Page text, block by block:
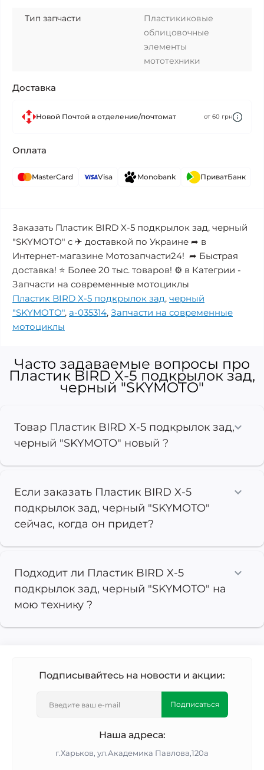
Тип запчасти
Пластикиковые
облицовочные
элементы
мототехники
Доставка
Новой Почтой в отделение/почтомат от 60 грн
Оплата
MasterCard Visa Monobank ПриватБанк
Заказать Пластик BIRD X-5 подкрылок зад, черный
"SKYMOTO" с ✈ доставкой по Украине ➦ в
Интернет-магазине Мотозапчасти24! ➦ Быстрая
доставка! ⭐ Более 20 тыс. товаров! ⚙️ в Категрии -
Запчасти на современные мотоциклы
Пластик BIRD X-5 подкрылок зад, черный
"SKYMOTO", a-035314, Запчасти на современные
мотоциклы
Часто задаваемые вопросы про
Пластик BIRD X-5 подкрылок зад,
черный "SKYMOTO"
Товар Пластик BIRD X-5 подкрылок зад,
черный "SKYMOTO" новый ?
Если заказать Пластик BIRD X-5
подкрылок зад, черный "SKYMOTO"
сейчас, когда он придет?
Подходит ли Пластик BIRD X-5
подкрылок зад, черный "SKYMOTO" на
мою технику ?
Подписывайтесь на новости и акции:
Подписаться
Наша адреса:
г.Харьков, ул.Академика Павлова,120а